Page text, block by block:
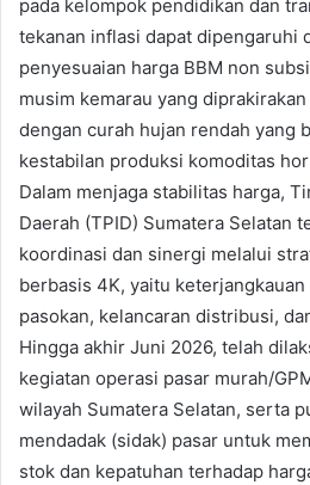
pada kelompok pendidikan dan
tekanan inflasi dapat dipengaruhi
penyesuaian harga BBM non
musim kemarau yang
dengan curah hujan rendah yang
kestabilan produksi komoditas
Dalam menjaga stabilitas harga,
Daerah (TPID) Sumatera Selatan
koordinasi dan sinergi melalui
berbasis 4K, yaitu
pasokan, kelancaran distribusi,
Hingga akhir Juni 2026, telah
kegiatan operasi pasar murah/
wilayah Sumatera Selatan, serta
mendadak (sidak) pasar untuk
stok dan kepatuhan terhadap